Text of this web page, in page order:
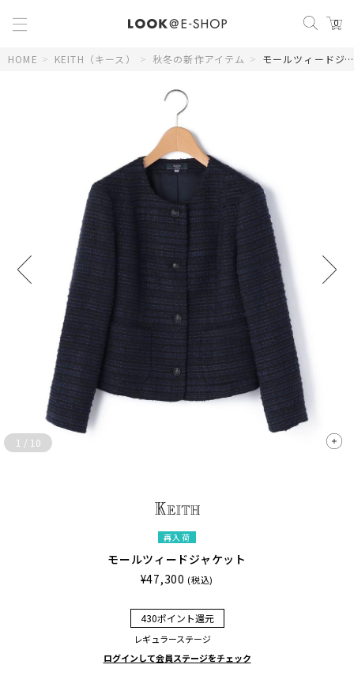
0
HOME > KEITH（キース） > 秋冬の新作アイテム > モールツィードジャケット
1 / 10
再入荷
モールツィードジャケット
¥47,300 (税込)
430ポイント還元
レギュラーステージ
ログインして会員ステージをチェック